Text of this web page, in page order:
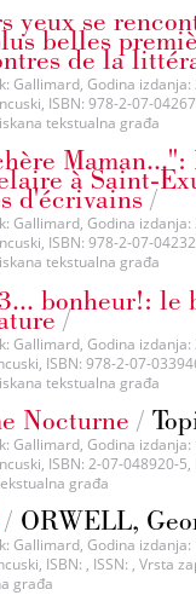
yeux se
belles
de la
Gallimard, Godina izdanja:
ISBN: 978-2-07-
tekstualna građa
Maman...":
à Saint-
d'écrivains/
Gallimard, Godina izdanja:
ISBN: 978-2-07-
tekstualna građa
bonheur!: le
/
Gallimard, Godina izdanja:
ISBN: 978-2-07-
tekstualna građa
Nocturne /
Gallimard, Godina izdanja:
ISBN: 2-07-048920-
građa
/ ORWELL,
Gallimard, Godina izdanja:
ISBN: , ISSN: , Vrsta
građa